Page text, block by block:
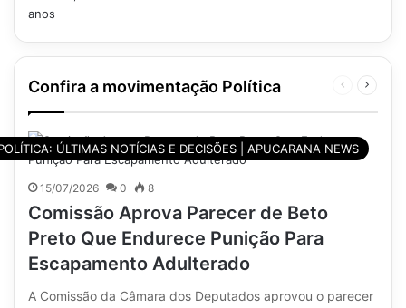
Confira a movimentação Política
Página
ÚLTIMAS NOTÍCIAS E DECISÕES | APUCARANA NEWS
15/07/2026 0 8
Comissão Aprova Parecer de Beto
Preto Que Endurece Punição Para
Escapamento Adulterado
A Comissão da Câmara dos Deputados aprovou o parecer